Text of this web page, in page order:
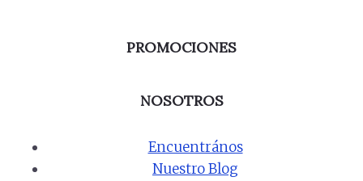
PROMOCIONES
NOSOTROS
Encuentrános
Nuestro Blog